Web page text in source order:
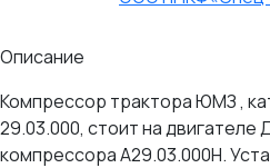
Описание
Компрессор трактора ЮМЗ ,
29.03.000, стоит на двигателе
компрессора А29.03.000Н.